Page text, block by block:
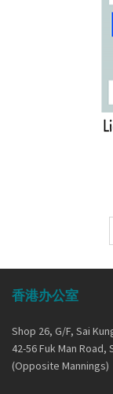
香港办公室
Shop 26, G/F, Sai
42-56 Fuk Man Road,
(Opposite Mannings)